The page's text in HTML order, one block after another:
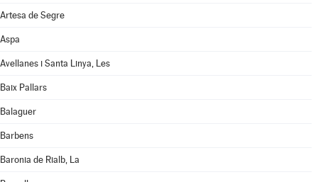
Artesa de Segre
Aspa
Avellanes i Santa Linya, Les
Baix Pallars
Balaguer
Barbens
Baronia de Rialb, La